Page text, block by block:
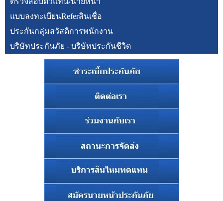
แบบลงทะเบียนReferสินเชื่อ
ประกันกลุ่มสวัสดิการพนักงาน
บริษัทประกันภัย - บริษัทประกันชีวิต